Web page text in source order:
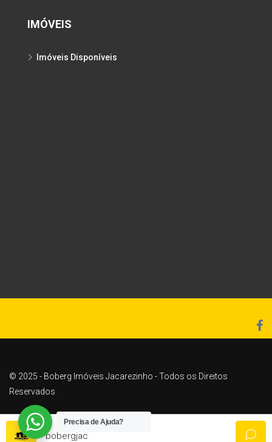
IMÓVEIS
Imóveis Disponíveis
© 2025 - Boberg Imóveis Jacarezinho - Todos os Direitos
Reservados
Desenvolvido por:
bobergjac
Precisa de Ajuda?